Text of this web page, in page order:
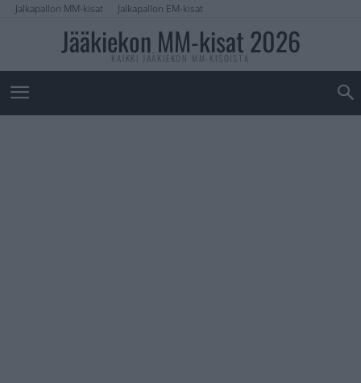
Jalkapallon MM-kisat Jalkapallon EM-kisat
Jääkiekon MM-kisat 2026
KAIKKI JÄÄKIEKON MM-KISOISTA